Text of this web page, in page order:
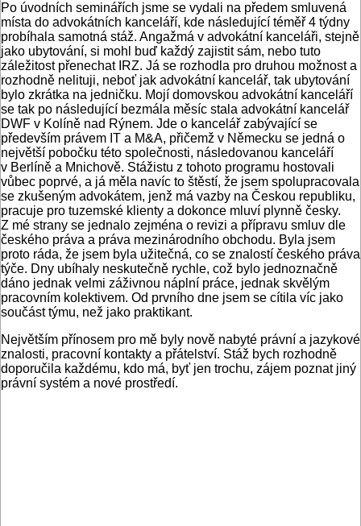
Po úvodních seminářích jsme se vydali na předem smluvená
místa do advokátních kanceláří, kde následující téměř 4 týdny
probíhala samotná stáž. Angažmá v advokátní kanceláři, stejně
jako ubytování, si mohl buď každý zajistit sám, nebo tuto
záležitost přenechat IRZ. Já se rozhodla pro druhou možnost a
rozhodně nelituji, neboť jak advokátní kancelář, tak ubytování
bylo zkrátka na jedničku. Mojí domovskou advokátní kanceláří
se tak po následující bezmála měsíc stala advokátní kancelář
DWF v Kolíně nad Rýnem. Jde o kancelář zabývající se
především právem IT a M&A, přičemž v Německu se jedná o
největší pobočku této společnosti, následovanou kanceláří
v Berlíně a Mnichově. Stážistu z tohoto programu hostovali
vůbec poprvé, a já měla navíc to štěstí, že jsem spolupracovala
se zkušeným advokátem, jenž má vazby na Českou republiku,
pracuje pro tuzemské klienty a dokonce mluví plynně česky.
Z mé strany se jednalo zejména o revizi a přípravu smluv dle
českého práva a práva mezinárodního obchodu. Byla jsem
proto ráda, že jsem byla užitečná, co se znalostí českého práva
týče. Dny ubíhaly neskutečně rychle, což bylo jednoznačně
dáno jednak velmi záživnou náplní práce, jednak skvělým
pracovním kolektivem. Od prvního dne jsem se cítila víc jako
součást týmu, než jako praktikant.
Největším přínosem pro mě byly nově nabyté právní a jazykové
znalosti, pracovní kontakty a přátelství. Stáž bych rozhodně
doporučila každému, kdo má, byť jen trochu, zájem poznat jiný
právní systém a nové prostředí.